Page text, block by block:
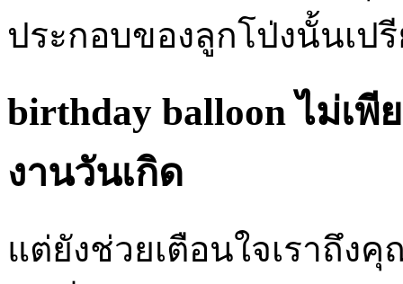
ประกอบของลูกโป่งนั้นเป
birthday balloon ไม่เ
งานวันเกิด
แต่ยังช่วยเตือนใจเราถึง